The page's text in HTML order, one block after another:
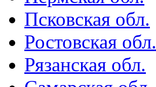
Псковская обл.
Ростовская обл.
Рязанская обл.